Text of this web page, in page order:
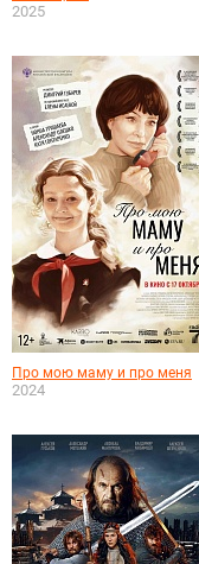
2025
Про мою маму и про меня
2024